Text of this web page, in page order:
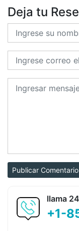
Deja tu
Publicar Comentario
llama
+1-